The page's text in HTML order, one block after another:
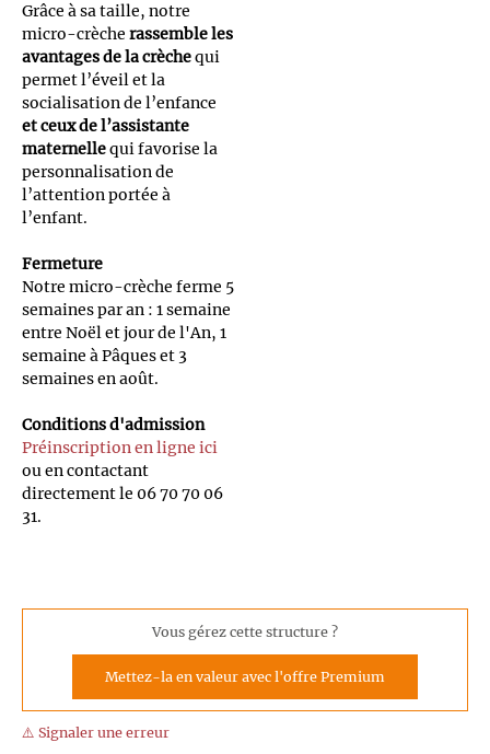
Grâce à sa taille, notre
micro-crèche rassemble les
avantages de la crèchequi
permet l’éveil et la
socialisation de l’enfance
et ceux de l’assistante
maternellequi favorise la
personnalisation de
l’attention portée à
l’enfant.
Fermeture
Notre micro-crèche ferme 5
semaines par an : 1 semaine
entre Noël et jour de l'An, 1
semaine à Pâques et 3
semaines en août.
Conditions d'admission
Préinscription en ligne ici
ou en contactant
directement le 06 70 70 06
31.
Vous gérez cette structure ?
Mettez-la en valeur avec l'offre Premium
⚠️ Signaler une erreur